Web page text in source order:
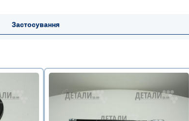
Застосування